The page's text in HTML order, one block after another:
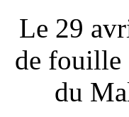
Le 29
de fouille
du